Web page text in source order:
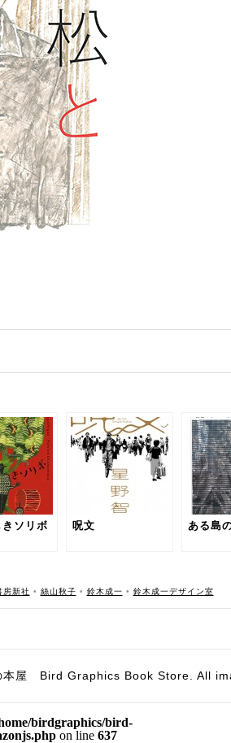
ソリボ 呪文 ある島
房新社 • 絲山秋子 • 鈴木成一 • 鈴木成一デザイン室
本屋 Bird Graphics Book Store. All
birdgraphics/bird-
on line 637